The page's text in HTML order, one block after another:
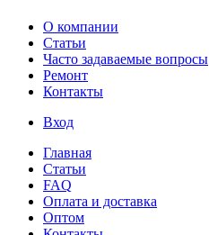
О компании
Статьи
Часто задаваемые вопросы
Ремонт
Контакты
Вход
Главная
Статьи
FAQ
Оплата и доставка
Оптом